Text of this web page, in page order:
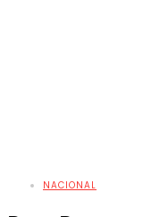
NACIONAL